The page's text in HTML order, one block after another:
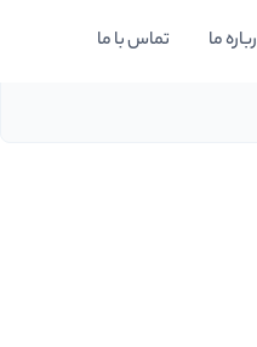
ما تماس با ما